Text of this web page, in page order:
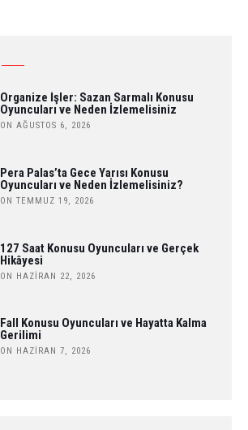
Organize İşler: Sazan Sarmalı Konusu
Oyuncuları ve Neden İzlemelisiniz
ON AĞUSTOS 6, 2026
Pera Palas’ta Gece Yarısı Konusu
Oyuncuları ve Neden İzlemelisiniz?
ON TEMMUZ 19, 2026
127 Saat Konusu Oyuncuları ve Gerçek
Hikâyesi
ON HAZIRAN 22, 2026
Fall Konusu Oyuncuları ve Hayatta Kalma
Gerilimi
ON HAZIRAN 7, 2026